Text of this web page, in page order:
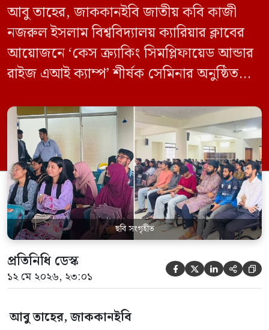
আবু তাহের, জাককানইবি জাতীয় কবি কাজী
নজরুল ইসলাম বিশ্ববিদ্যালয় ক্যারিয়ার ক্লাবের
আয়োজনে ‘কেস ক্র্যাকিং সিমপ্লিফায়েড আন্ডার
রাইজ এআই ক্যাম্প’ শীর্ষক সেমিনার অনুষ্ঠিত
কেন্দ্রীয় লাইব্রেরির নবযুগ কনফারেন্স রুমে এ
সেমিনারের আয়োজন করা হয়। এআই ক্যাম্পের
উদ্যোগে আয়োজিত সেমিনারে প্রধান আলোচক
হিসেবে উপস্থিত ছিলেন রাইজের ডিজিটাল গ্রোথ
হ্যাক ম্যানেজার মো. ইয়াসিন আরাফাত। […]
ছবি সংগৃহীত
প্রতিনিধি ডেস্ক
১২ মে ২০২৬, ২৩:০১     
আবু তাহের, জাককানইবি